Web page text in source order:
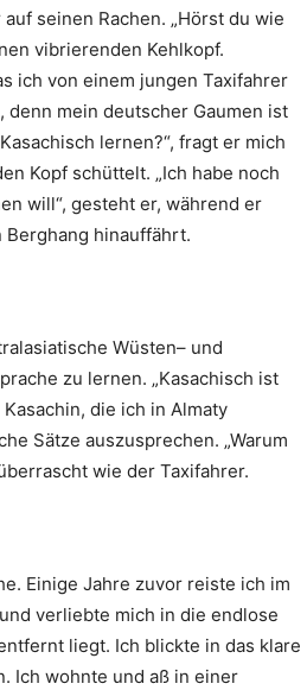
seinen Rachen. „Hörst du wie
vibrierenden Kehlkopf.
ich von einem jungen Taxifahrer
denn mein deutscher Gaumen ist
lernen?“, fragt er mich
Kopf schüttelt. „Ich habe noch
will“, gesteht er, während er
hinauffährt.
Wüsten– und
zu lernen. „Kasachisch ist
die ich in Almaty
Sätze auszusprechen. „Warum
wie der Taxifahrer.
Einige Jahre zuvor reiste ich im
verliebte mich in die endlose
liegt. Ich blickte in das klare
Ich wohnte und aß in einer